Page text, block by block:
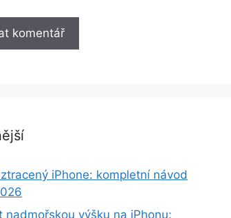
iPhone: kompletní návod
nadmořskou výšku na iPhonu: